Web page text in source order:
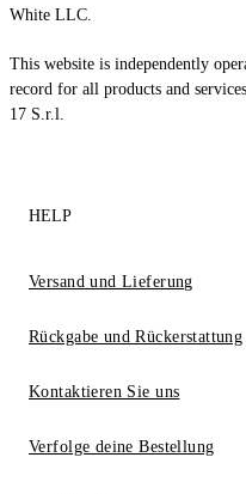
White LLC.
This website is independently
record for all products and
17 S.r.l.
HELP
Versand und Lieferung
Rückgabe und Rückerstattung
Kontaktieren Sie uns
Verfolge deine Bestellung